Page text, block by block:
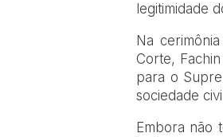
legitimidade
Na
Corte,
para o
sociedade
Embora não